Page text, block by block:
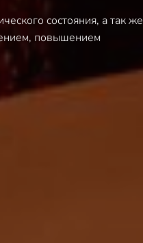
состояния, а так же
повышением